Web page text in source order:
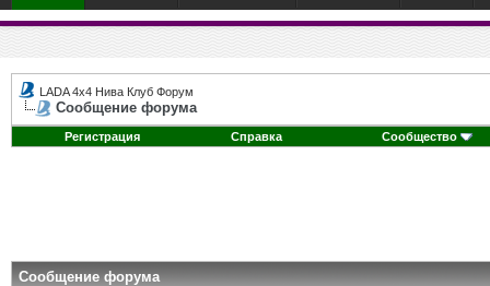
LADA 4x4 Нива Клуб Форум
Сообщение форума
Регистрация Справка Сообщество
Сообщение форума